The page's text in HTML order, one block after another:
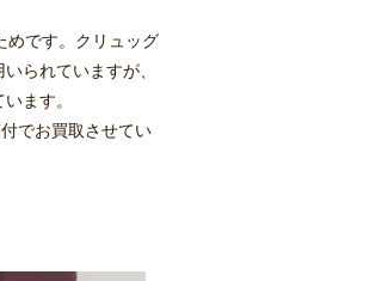
めです。クリュッグ
られていますが、
ます。
でお買取させてい